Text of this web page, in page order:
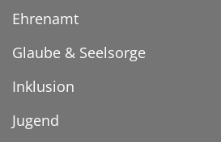
Ehrenamt
Glaube & Seelsorge
Inklusion
Jugend